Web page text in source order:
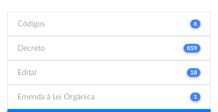
Códigos 6
Decreto 859
Edital 18
Emenda à Lei Orgânica 1